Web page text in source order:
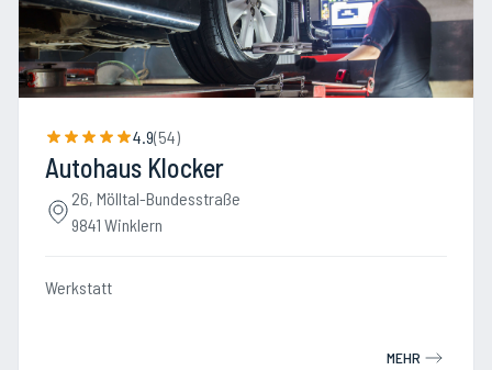
4.9(54)
Autohaus Klocker
26, Mölltal-Bundesstraße
9841 Winklern
Werkstatt
MEHR